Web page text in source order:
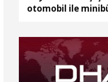
otomobil ile